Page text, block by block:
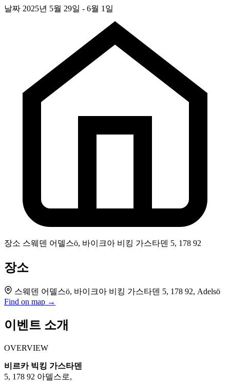
날짜 2025년 5월 29일 - 6월 1일
장소 스웨덴 어델스ö, 바이크아 비킹 가스타덴 5, 178 92
장소
스웨덴 어델스ö, 바이크아 비킹 가스타덴 5, 178 92, Adelsö
Find on map →
이벤트 소개
OVERVIEW
비르카 빅킹 가스타덴
5, 178 92 아델스로,